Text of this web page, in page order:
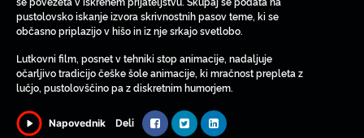
pustolovsko iskanje izvora skrivnostnih pasov teme, ki se
občasno priplazijo v hišo in iz nje srkajo svetlobo.
Lutkovni film, posnet v tehniki stop animacije, nadaljuje
očarljivo tradicijo češke šole animacije, ki mračnost prepleta z
lučjo, pustolovščino pa z diskretnim humorjem.
Napovednik Deli